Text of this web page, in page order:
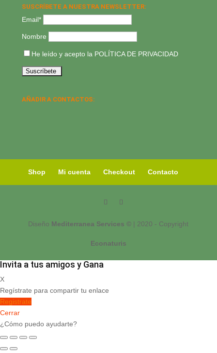
SUSCRÍBETE A NUESTRA NEWSLETTER:
Email*
Nombre
He leído y acepto la POLÍTICA DE PRIVACIDAD
AÑADIR A CONTACTOS:
Shop Mi cuenta Checkout Contacto
Diseño Mediterranea Services © | 2020 - Copyright
Econaturis
Invita a tus amigos y Gana
X
Regístrate para compartir tu enlace
Registrate
Cerrar
¿Cómo puedo ayudarte?